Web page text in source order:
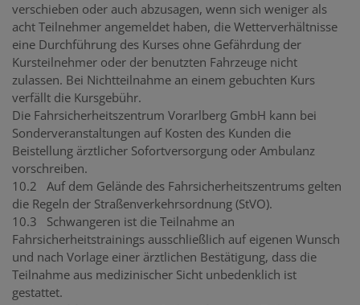
verschieben oder auch abzusagen, wenn sich weniger als
acht Teilnehmer angemeldet haben, die Wetterverhältnisse
eine Durchführung des Kurses ohne Gefährdung der
Kursteilnehmer oder der benutzten Fahrzeuge nicht
zulassen. Bei Nichtteilnahme an einem gebuchten Kurs
verfällt die Kursgebühr.
Die Fahrsicherheitszentrum Vorarlberg GmbH kann bei
Sonderveranstaltungen auf Kosten des Kunden die
Beistellung ärztlicher Sofortversorgung oder Ambulanz
vorschreiben.
10.2 Auf dem Gelände des Fahrsicherheitszentrums gelten
die Regeln der Straßenverkehrsordnung (StVO).
10.3 Schwangeren ist die Teilnahme an
Fahrsicherheitstrainings ausschließlich auf eigenen Wunsch
und nach Vorlage einer ärztlichen Bestätigung, dass die
Teilnahme aus medizinischer Sicht unbedenklich ist
gestattet.